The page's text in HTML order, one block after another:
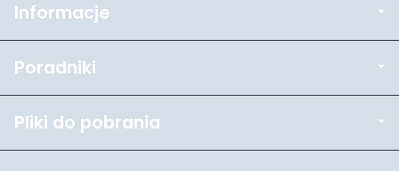
Informacje
Poradniki
Pliki do pobrania